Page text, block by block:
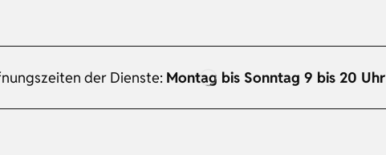
der Dienste: Montag bis Sonntag 9 bis 20 Uhr